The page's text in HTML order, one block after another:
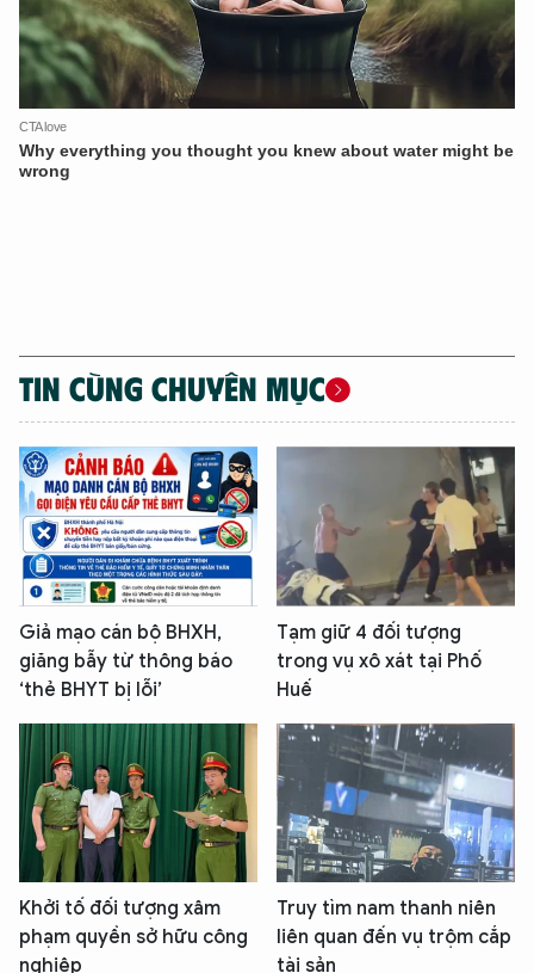
TIN CÙNG CHUYÊN MỤC
Giả mạo cán bộ BHXH,
giăng bẫy từ thông báo
‘thẻ BHYT bị lỗi’
Tạm giữ 4 đối tượng
trong vụ xô xát tại Phố
Huế
Khởi tố đối tượng xâm
phạm quyền sở hữu công
nghiệp
Truy tìm nam thanh niên
liên quan đến vụ trộm cắp
tài sản